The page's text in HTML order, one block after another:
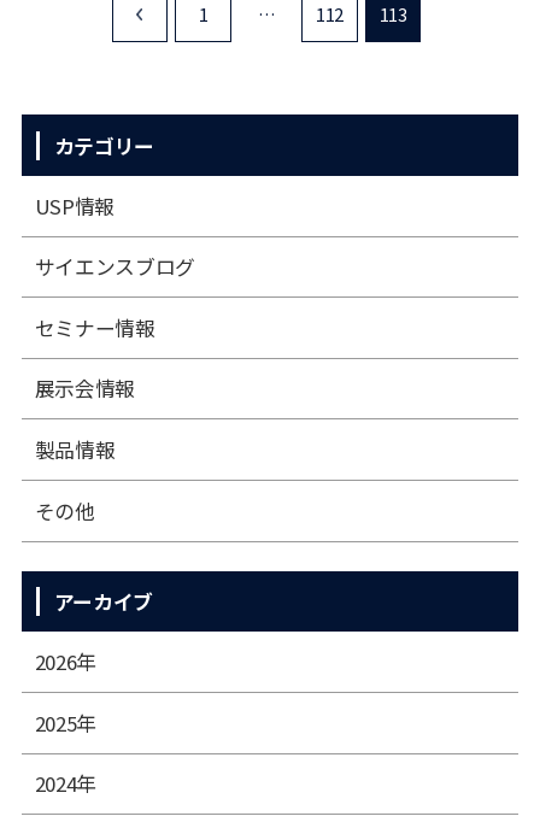
1 … 112 113
カテゴリー
USP情報
サイエンスブログ
セミナー情報
展⽰会情報
製品情報
その他
アーカイブ
2026年
2025年
2024年